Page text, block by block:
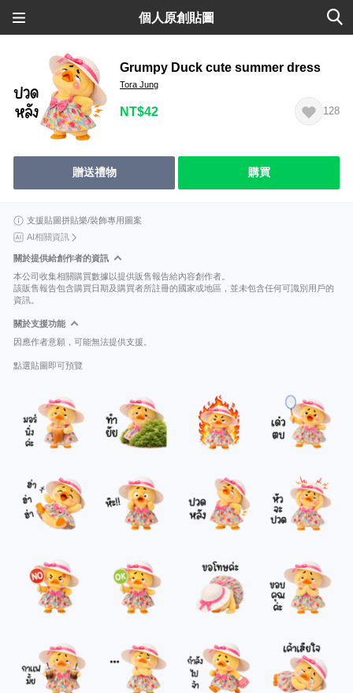
個人原創貼圖
Grumpy Duck cute summer dress
Tora Jung
NT$42 128
贈送禮物 購買
支援貼圖拼貼樂/裝飾專用圖案
AI相關資訊
關於提供給創作者的資訊
本公司收集相關購買數據以提供販售報告給內容創作者。
該販售報告包含購買日期及購買者所註冊的國家或地區，並未包含任何可識別用戶的
資訊。
關於支援功能
因應作者意願，可能無法提供支援。
點選貼圖即可預覽